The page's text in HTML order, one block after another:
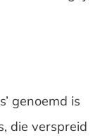
genoemd is
die verspreid